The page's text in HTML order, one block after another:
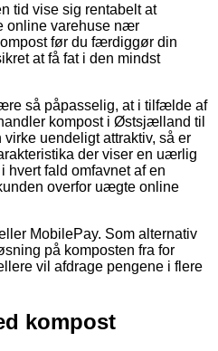
tid vise sig rentabelt at
online varehuse nær
før du færdiggør din
at få fat i den mindst
så påpasselig, at i tilfælde af
kompost i Østsjælland til
uendeligt attraktiv, så er
der viser en uærlig
hvert fald omfavnet af en
overfor uægte online
MobilePay. Som alternativ
på komposten fra for
vil afdrage pengene i flere
kompost